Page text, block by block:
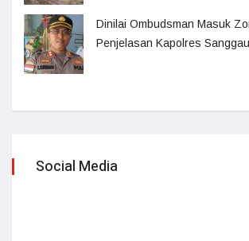
Dinilai Ombudsman Masuk
Penjelasan Kapolres Sanggau
Social Media